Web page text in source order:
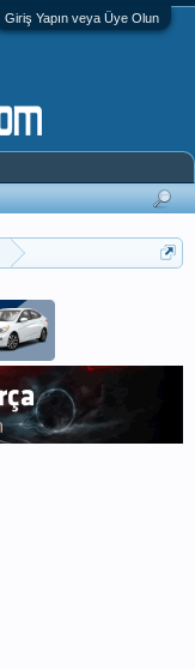
Giriş Yapın veya Üye Olun